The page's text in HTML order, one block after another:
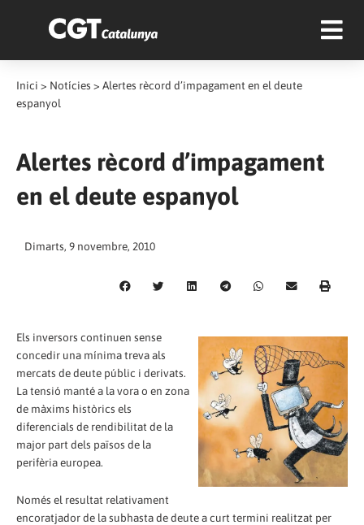
Inici > Notícies > Alertes rècord d’impagament en el deute
espanyol
Alertes rècord d’impagament
en el deute espanyol
Dimarts, 9 novembre, 2010
Els inversors continuen sense
concedir una mínima treva als
mercats de deute públic i derivats.
La tensió manté a la vora o en zona
de màxims històrics els
diferencials de rendibilitat de la
major part dels països de la
perifèria europea.
Només el resultat relativament
encoratjador de la subhasta de deute a curt termini realitzat per